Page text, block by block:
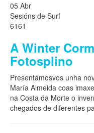
05 Abr
Sesións de Surf
6161
A Winter
Fotosplino
Presentámosvos unha
María Almeida coas
na Costa da Morte o
chegados de diferentes